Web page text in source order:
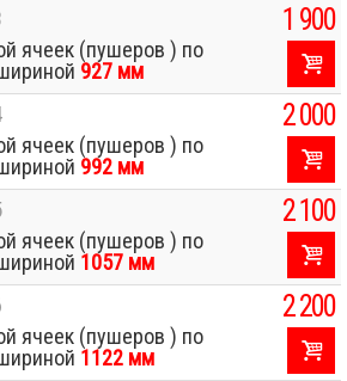
ячеек (пушеров ) по
927 мм
1 900
ячеек (пушеров ) по
992 мм
2 000
ячеек (пушеров ) по
1057 мм
2 100
ячеек (пушеров ) по
1122 мм
2 200